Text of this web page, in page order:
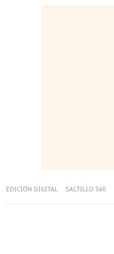
EDICIÓN DIGITAL SALTILLO 360